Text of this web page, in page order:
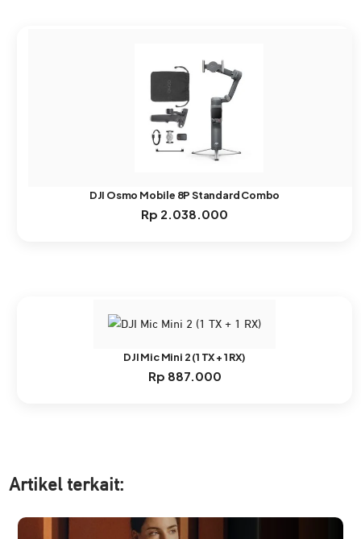
DJI Osmo Mobile 8P Standard Combo
Rp 2.038.000
DJI Mic Mini 2 (1 TX + 1 RX)
Rp 887.000
Artikel terkait: